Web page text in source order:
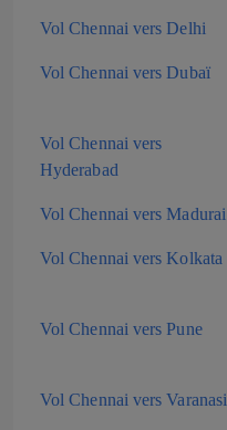
Vol Chennai vers Delhi
Vol Chennai vers Dubaï
Vol Chennai vers
Hyderabad
Vol Chennai vers Madurai
Vol Chennai vers Kolkata
Vol Chennai vers Pune
Vol Chennai vers Varanasi